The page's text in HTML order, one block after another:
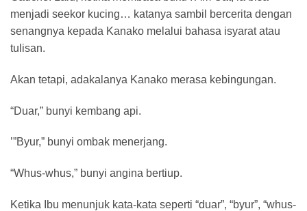
menjadi seekor kucing… katanya sambil bercerita dengan
senangnya kepada Kanako melalui bahasa isyarat atau
tulisan.
Akan tetapi, adakalanya Kanako merasa kebingungan.
“Duar,” bunyi kembang api.
’”Byur,” bunyi ombak menerjang.
“Whus-whus,” bunyi angina bertiup.
Ketika Ibu menunjuk kata-kata seperti “duar”, “byur”, “whus-